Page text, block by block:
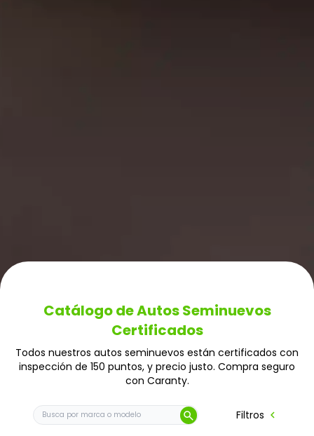
Catálogo de Autos Seminuevos
Certificados
Todos nuestros autos seminuevos están certificados con
inspección de 150 puntos, y precio justo. Compra seguro
con Caranty.
Buscar auto por marca o modelo
search Filtros chevron_left